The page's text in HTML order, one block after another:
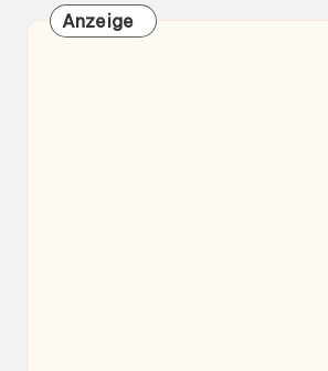
Anzeige